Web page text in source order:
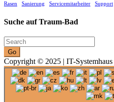
Rasen
Sanierung Servicemitarbeiter Support
Suche auf Traum-Bad
Go
Copyright © 2025 | IT-Systemhaus